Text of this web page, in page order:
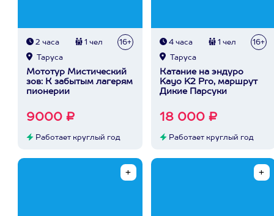
2 часа 1 чел 16+
Таруса
Мототур Мистический
зов: К забытым лагерям
пионерии
9000 ₽
Работает круглый год
4 часа 1 чел 16+
Таруса
Катание на эндуро
Kayo K2 Pro, маршрут
Дикие Парсуки
18 000 ₽
Работает круглый год